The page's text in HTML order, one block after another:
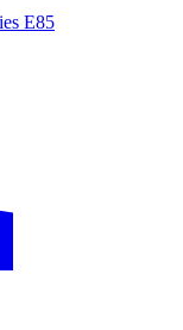
E85